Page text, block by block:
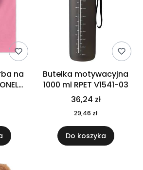
na
11
Butelka motywacyjna
1000 ml RPET V1541-03
36,24 zł
29,46 zł
Do koszyka